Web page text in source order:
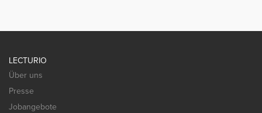
LECTURIO
Über uns
Presse
Jobangebote